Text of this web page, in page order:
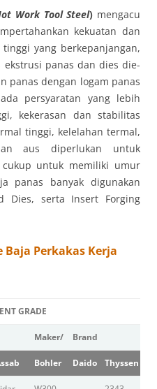
Work Tool Steel) mengacu
kekuatan dan
yang berkepanjangan,
panas dan dies die-
panas dengan logam panas
persyaratan yang lebih
kekerasan dan stabilitas
tinggi, kelelahan termal,
aus diperlukan untuk
cukup untuk memiliki umur
panas banyak digunakan
Dies, serta Insert Forging
Perkakas Kerja
GRADE
Maker/ Brand
Bohler Daido Thyssen